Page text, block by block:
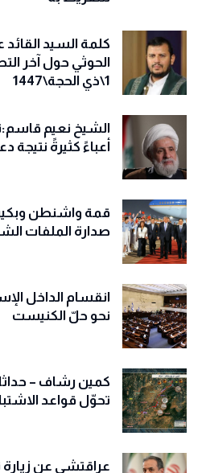
كلمة السيد القائد
الحوثي حول آخر
1\ذي الحجة\1447
الشيخ نعيم
أعباءً كثيرةً نتيجة
قمة واشنطن
صدارة الملفات
انقسام الداخل
نحو حلّ الكنيست
كمين رشاف –
تحوّل قواعد
عراقتشي عن زيارة